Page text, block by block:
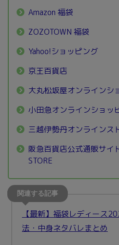
Amazon 福袋
ZOZOTOWN 福袋
Yahoo!ショッピング
京王百貨店
大丸松坂屋オンラインシ
小田急オンラインショッ
三越伊勢丹オンラインス
阪急百貨店公式通販サイ
STORE
【最新】福袋レディース
法・中身ネタバレまとめ